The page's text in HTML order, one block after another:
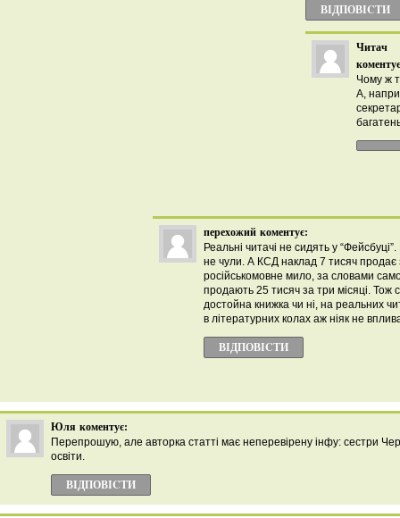
ВІДПОВІCТИ
Читач
Чому ж
А,
перехожий коментує:
Реальні читачі не сидять у
не чули. А КСД наклад 7 тисяч продає
російськомовне мило, за словами
продають 25 тисяч за три місяці. Тож
достойна книжка чи ні, на реальних
в літературних колах аж ніяк не
ВІДПОВІCТИ
Юля коментує:
Перепрошую, але авторка статті має неперевірену інфу: сестри
освіти.
ВІДПОВІCТИ